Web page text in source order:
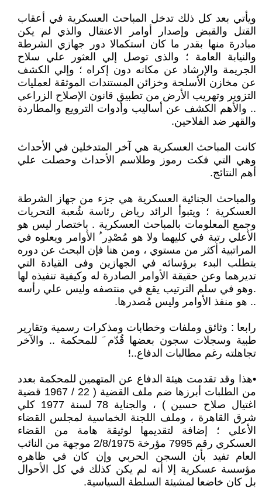
ويأتي بعد كل ذلك تدخل المباحث العسكرية في أعقاب
القتل والقبض وإصدار أوامر الاعتقال والذي لم يكن
مبادرة منها بقدر ما كان استكمالا دور جهازي الشرطة
والنيابة العامة ؛ والذى توصل إلي العثور علي سلاح
الجريمة والإرشاد عن مكانه دون إكراه ؛ وإلي الكشف
عن مخازن الأسلحة وخزائن المستندات الموثقة لعمليات
التزوير وتهريب الأرض من تطبيق قانون الإصلاح الزراعي
.. والأهم الكشف عن أساليب وأدوات الترويع والمطاردة
والقهر ضد الفلاحين.
كانت المباحث العسكرية هي آخر المتدخلين في الأحداث
وهي التي فكت رموز وطلاسم الأحداث وحصلت علي
أهم النتائج.
والمباحث الجنائية العسكرية هي جزء من جهاز الشرطة
العسكرية ؛ ويتبوأ الرائد رياض رئاسة شُعبة التحريات
وجمع المعلومات بالمباحث العسكرية . باختصار ليس هو
الأعلي رتبة في كليهما ولا هو مُصْدِر ُ الأوامر ويعلوه في
المراتبية أكثر من مستوي ، ومن هنا فإن البحث عن دوره
يتطلب البدء برؤسائه في الجهازين وفى القيادة التي
تديرهما وعن حقيقة الأوامر الصادرة له وكيفية تنفيذه لها
.وهو في سلم الترتيب يقع في منتصفه وليس علي رأسه
.. هو منفذ الأوامر وليس مُصدرها.
رابعا : وثائق وملفات وخطابات ومذكرات رسمية وتقارير
طبية وسجلات سجون بعضها قُدّم َ للمحكمة .. والآخر
تجاهلته رغم مطالبات الدفاع..!
•هذا وقد تقدمت هيئة الدفاع عن المتهمين للمحكمة بعدد
من الطلبات أبرزها ضم ملف القضية ( 22 / 1967 قضية
اغتيال صلاح حسين ) ، والجناية 78 لسنة 1977 كلي
شرق القاهرة ، وملف اللجنة الخماسية لمجلس القضاء
الأعلي ؛ إضافة لتقديمها لوثيقة هامة من القضاء
العسكري رقم 7995 مؤرخة 2/8/1975 موجهة من النائب
العام تفيد بأن السجن الحربي وإن كان في ظاهره
مؤسسة عسكرية إلا أنه لم يكن كذلك في كل الأحوال
بل كان خاضعا لمشيئة السلطة السياسية.